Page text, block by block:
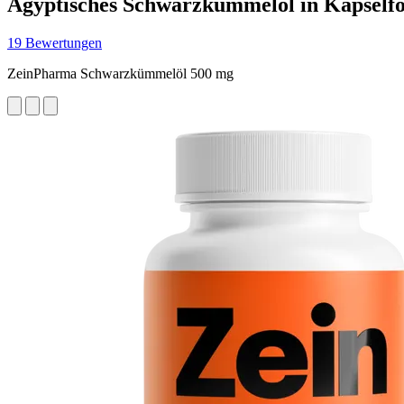
19 Bewertungen
ZeinPharma Schwarzkümmelöl 500 mg